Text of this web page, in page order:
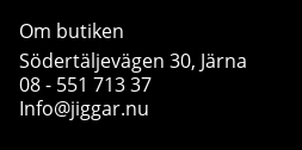
Om butiken
Södertäljevägen 30, Järna
08 - 551 713 37
Info@jiggar.nu